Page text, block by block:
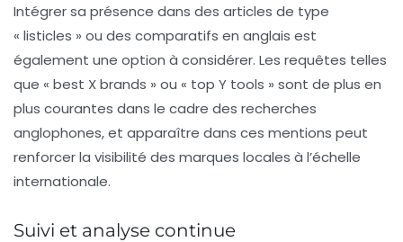
Intégrer sa présence dans des articles de type
« listicles » ou des comparatifs en anglais est
également une option à considérer. Les requêtes telles
que « best X brands » ou « top Y tools » sont de plus en
plus courantes dans le cadre des recherches
anglophones, et apparaître dans ces mentions peut
renforcer la visibilité des marques locales à l’échelle
internationale.
Suivi et analyse continue